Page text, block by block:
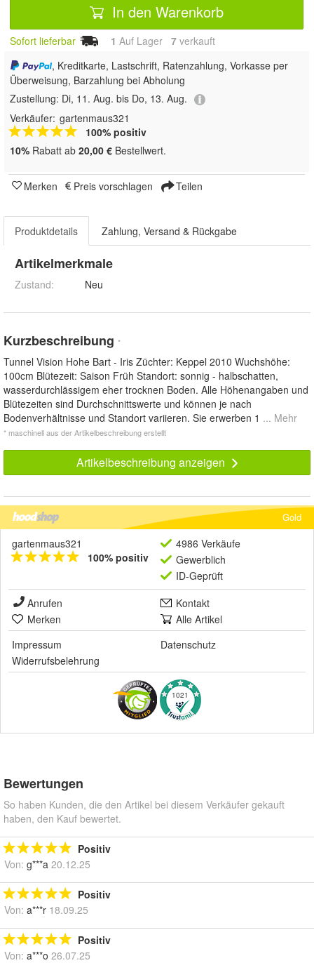
In den Warenkorb
Sofort lieferbar 1 Auf Lager 7 verkauft
, Kreditkarte, Lastschrift, Ratenzahlung, Vorkasse per
Überweisung, Barzahlung bei Abholung
Zustellung: Di, 11. Aug. bis Do, 13. Aug.
Verkäufer: gartenmaus321
100% positiv
10% Rabatt ab 20,00 € Bestellwert.
Merken Preis vorschlagen Teilen
Produktdetails Zahlung, Versand & Rückgabe
Artikelmerkmale
Zustand: Neu
Kurzbeschreibung *
Tunnel Vision Hohe Bart - Iris Züchter: Keppel 2010 Wuchshöhe:
100cm Blütezeit: Saison Früh Standort: sonnig - halbschatten,
wasserdurchlässigem eher trocknen Boden. Alle Höhenangaben und
Blütezeiten sind Durchschnittswerte und können je nach
Bodenverhältnisse und Standort variieren. Sie erwerben 1 ... Mehr
* maschinell aus der Artikelbeschreibung erstellt
Artikelbeschreibung anzeigen
Gold
gartenmaus321
100% positiv
4986 Verkäufe
Gewerblich
ID-Geprüft
Anrufen
Kontakt
Merken
Alle Artikel
Impressum
Datenschutz
Widerrufsbelehrung
1021
Bewertungen
So haben Kunden, die den Artikel bei diesem Verkäufer gekauft
haben, den Kauf bewertet.
Positiv
Von: g***a 20.12.25
Positiv
Von: a***r 18.09.25
Positiv
Von: a***o 26.07.25